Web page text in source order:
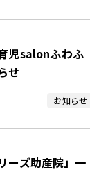
児salonふわふ
せ
お知らせ
ーズ助産院」一